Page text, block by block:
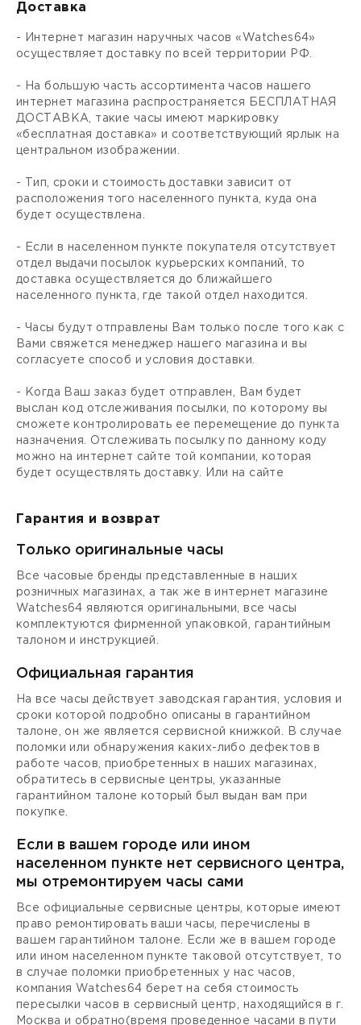
Доставка
- Интернет магазин наручных часов «Watches64»
осуществляет доставку по всей территории РФ.
- На большую часть ассортимента часов нашего
интернет магазина распространяется БЕСПЛАТНАЯ
ДОСТАВКА, такие часы имеют маркировку
«бесплатная доставка» и соответствующий ярлык на
центральном изображении.
- Тип, сроки и стоимость доставки зависит от
расположения того населенного пункта, куда она
будет осуществлена.
- Если в населенном пункте покупателя отсутствует
отдел выдачи посылок курьерских компаний, то
доставка осуществляется до ближайшего
населенного пункта, где такой отдел находится.
- Часы будут отправлены Вам только после того как с
Вами свяжется менеджер нашего магазина и вы
согласуете способ и условия доставки.
- Когда Ваш заказ будет отправлен, Вам будет
выслан код отслеживания посылки, по которому вы
сможете контролировать ее перемещение до пункта
назначения. Отслеживать посылку по данному коду
можно на интернет сайте той компании, которая
будет осуществлять доставку. Или на сайте
Гарантия и возврат
Только оригинальные часы
Все часовые бренды представленные в наших
розничных магазинах, а так же в интернет магазине
Watches64 являются оригинальными, все часы
комплектуются фирменной упаковкой, гарантийным
талоном и инструкцией.
Официальная гарантия
На все часы действует заводская гарантия, условия и
сроки которой подробно описаны в гарантийном
талоне, он же является сервисной книжкой. В случае
поломки или обнаружения каких-либо дефектов в
работе часов, приобретенных в наших магазинах,
обратитесь в сервисные центры, указанные
гарантийном талоне который был выдан вам при
покупке.
Если в вашем городе или ином
населенном пункте нет сервисного центра,
мы отремонтируем часы сами
Все официальные сервисные центры, которые имеют
право ремонтировать ваши часы, перечислены в
вашем гарантийном талоне. Если же в вашем городе
или ином населенном пункте таковой отсутствует, то
в случае поломки приобретенных у нас часов,
компания Watches64 берет на себя стоимость
пересылки часов в сервисный центр, находящийся в г.
Москва и обратно(время проведенное часами в пути